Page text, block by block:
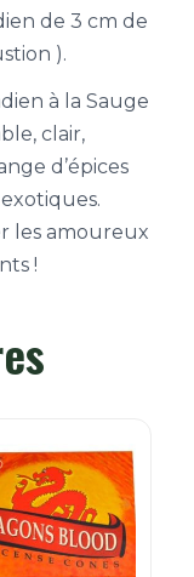
de 3 cm de
).
à la Sauge
clair,
d’épices
les amoureux
!